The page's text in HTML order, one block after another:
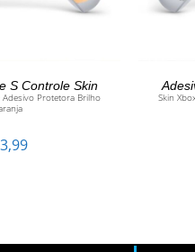
CARRINHO
S Controle Skin
Adesivo Protetora Brilho
Skin